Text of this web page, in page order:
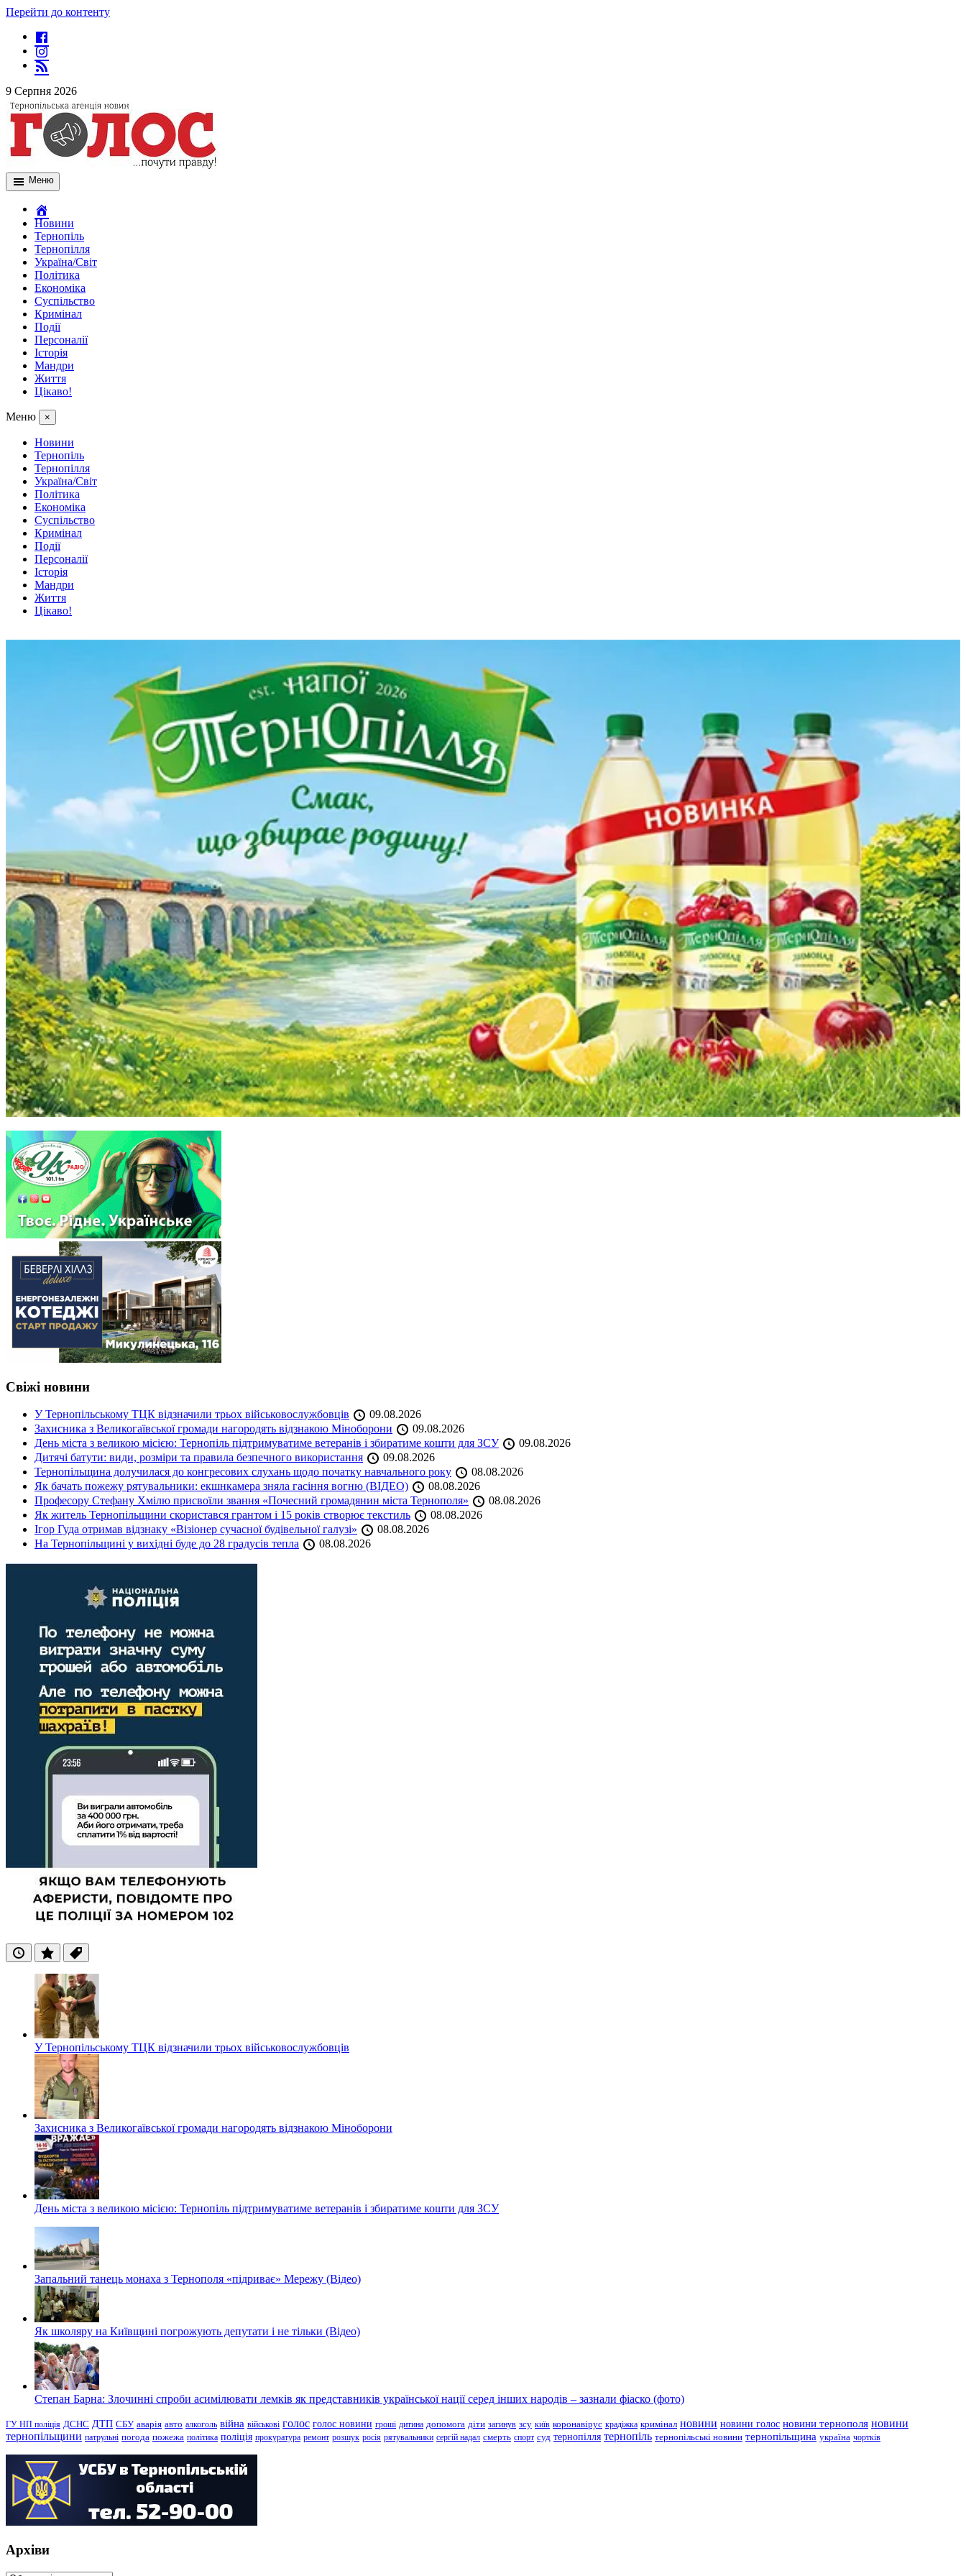
Перейти до контенту
9 Серпня 2026
Меню
Новини
Тернопіль
Тернопілля
Україна/Світ
Політика
Економіка
Суспільство
Кримінал
Події
Персоналії
Історія
Мандри
Життя
Цікаво!
Меню ×
Новини
Тернопіль
Тернопілля
Україна/Світ
Політика
Економіка
Суспільство
Кримінал
Події
Персоналії
Історія
Мандри
Життя
Цікаво!
Свіжі новини
У Тернопільському ТЦК відзначили трьох військовослужбовців
09.08.2026
Захисника з Великогаївської громади нагородять відзнакою Міноборони
09.08.2026
День міста з великою місією: Тернопіль підтримуватиме ветеранів і збиратиме кошти для ЗСУ
09.08.2026
Дитячі батути: види, розміри та правила безпечного використання
09.08.2026
Тернопільщина долучилася до конгресових слухань щодо початку навчального року
08.08.2026
Як бачать пожежу рятувальники: екшнкамера зняла гасіння вогню (ВІДЕО)
08.08.2026
Професору Стефану Хмілю присвоїли звання «Почесний громадянин міста Тернополя»
08.08.2026
Як житель Тернопільщини скористався грантом і 15 років створює текстиль
08.08.2026
Ігор Гуда отримав відзнаку «Візіонер сучасної будівельної галузі»
08.08.2026
На Тернопільщині у вихідні буде до 28 градусів тепла
08.08.2026
ОстанніПопулярні
Теги
У Тернопільському ТЦК відзначили трьох військовослужбовців
Захисника з Великогаївської громади нагородять відзнакою Міноборони
День міста з великою місією: Тернопіль підтримуватиме ветеранів і збиратиме кошти для ЗСУ
Запальний танець монаха з Тернополя «підриває» Мережу (Відео)
Як школяру на Київщині погрожують депутати і не тільки (Відео)
Степан Барна: Злочинні спроби асимілювати лемків як представників української нації серед інших народів – зазнали фіаско (фото)
ГУ НП поліція ДСНС ДТП СБУ аварія авто алкоголь війна військові голос голос новини гроші дитина допомога діти загинув зсу київ коронавірус крадіжка кримінал новини новини голос новини тернополя новини
тернопільщини патрульні погода пожежа політика поліція прокуратура ремонт розшук росія рятувальники сергій надал смерть спорт суд тернопілля тернопіль тернопільські новини тернопільщина україна чортків
Архіви